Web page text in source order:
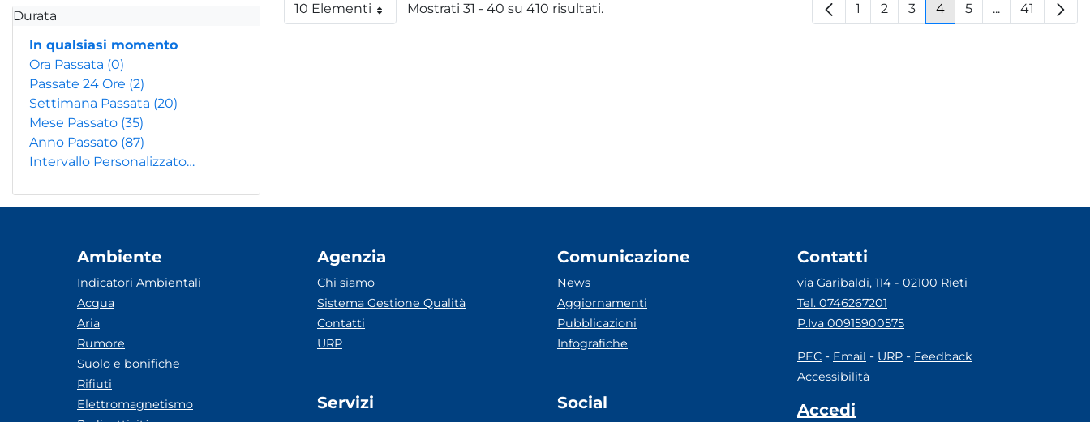
Durata
In qualsiasi momento
Ora Passata (0)
Passate 24 Ore (2)
Settimana Passata (20)
Mese Passato (35)
Anno Passato (87)
Intervallo Personalizzato…
10 ElementiPer paginaMostrati 31 - 40 su 410 risultati. Pagina
1 Pagina
2 Pagina
3 Pagina
4 Pagina
5 ...PaginePagina
41
Ambiente
Indicatori Ambientali
Acqua
Aria
Rumore
Suolo e bonifiche
Rifiuti
Elettromagnetismo
Agenzia
Chi siamo
Sistema Gestione Qualità
Contatti
URP
Servizi
Comunicazione
News
Aggiornamenti
Pubblicazioni
Infografiche
Social
Contatti
via Garibaldi, 114 - 02100 Rieti
Tel. 0746267201
P.Iva 00915900575
PEC - Email - URP - Feedback
Accessibilità
Accedi